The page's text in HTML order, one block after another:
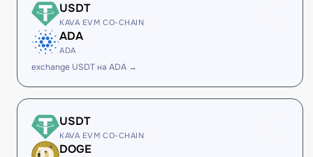
USDT
KAVA EVM CO-CHAIN
ADA
ADA
exchange USDT на ADA →
USDT
KAVA EVM CO-CHAIN
DOGE